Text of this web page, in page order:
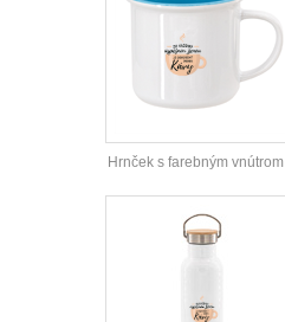
Hrnček s farebným vnútrom